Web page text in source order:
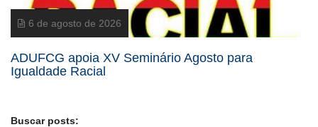
6 de agosto de 2026
ADUFCG apoia XV Seminário Agosto para
Igualdade Racial
Buscar posts: